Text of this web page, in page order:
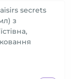
secrets
з